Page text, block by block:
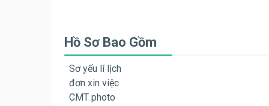
Hồ Sơ Bao Gồm
Sơ yếu lí lịch
đơn xin việc
CMT photo